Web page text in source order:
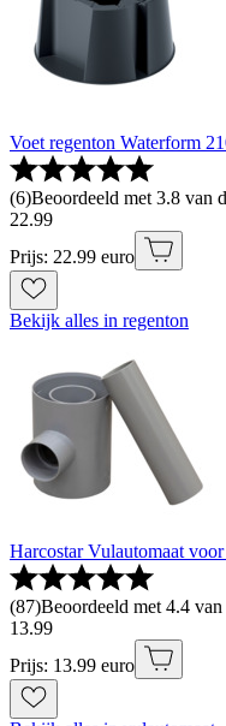
Voet regenton Waterform
(6)Beoordeeld met 3.8 van
22.99
Prijs: 22.99 euro
Bekijk alles in regenton
Harcostar Vulautomaat
(87)Beoordeeld met 4.4
13.99
Prijs: 13.99 euro